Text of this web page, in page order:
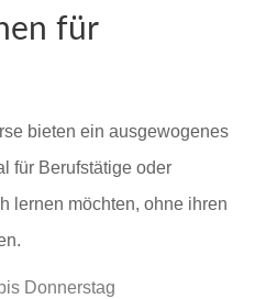
für
bieten ein ausgewogenes
für Berufstätige oder
lernen möchten, ohne ihren
Donnerstag